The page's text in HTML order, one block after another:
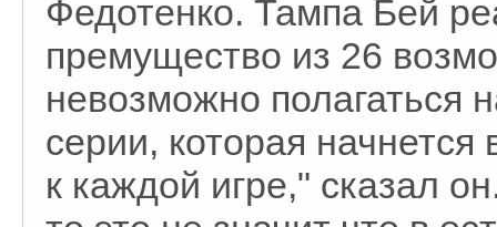
Федотенко. Тампа Бей
премущество из 26
невозможно полагаться
серии, которая начнется
к каждой игре," сказал